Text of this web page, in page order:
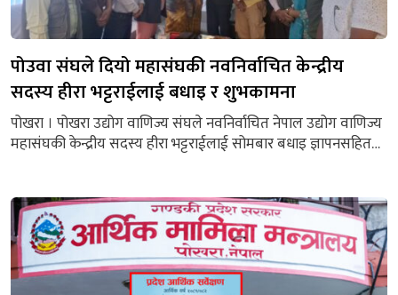
पोउवा संघले दियो महासंघकी नवनिर्वाचित केन्द्रीय
सदस्य हीरा भट्टराईलाई बधाइ र शुभकामना
पोखरा । पोखरा उद्योग वाणिज्य संघले नवनिर्वाचित नेपाल उद्योग वाणिज्य
महासंघकी केन्द्रीय सदस्य हीरा भट्टराईलाई सोमबार बधाइ ज्ञापनसहित
वैशाख २१ र २२ गते सम्पन्न ६० औं वार्षिक साधारण सभाबाट महिलातर्फ
केन्द्रीय सदस्य निर्वाचत भएकी हुन् । पोखरा...